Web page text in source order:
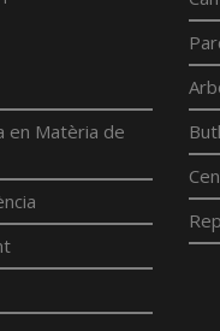
en Matèria de